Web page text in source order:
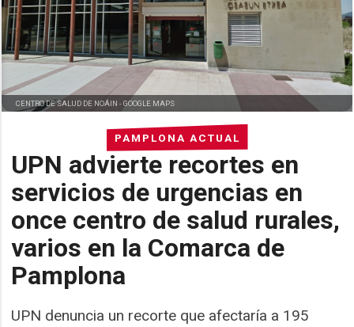
PAMPLONA ACTUAL
UPN advierte recortes en
servicios de urgencias en
once centro de salud rurales,
varios en la Comarca de
Pamplona
UPN denuncia un recorte que afectaría a 195
CENTRO DE SALUD DE NOÁIN -GOOGLE MAPS